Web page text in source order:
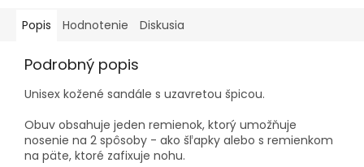
Popis Hodnotenie Diskusia
Podrobný popis
Unisex kožené sandále s uzavretou špicou.
Obuv obsahuje jeden remienok, ktorý umožňuje
nosenie na 2 spôsoby - ako šľapky alebo s remienkom
na päte, ktoré zafixuje nohu.